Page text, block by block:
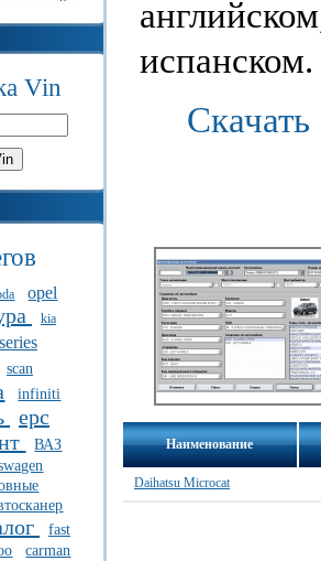
Vin
opel
kia
series
scan
infiniti
epc
ВАЗ
fast
carman
испанском.
Наименование
Daihatsu Microcat